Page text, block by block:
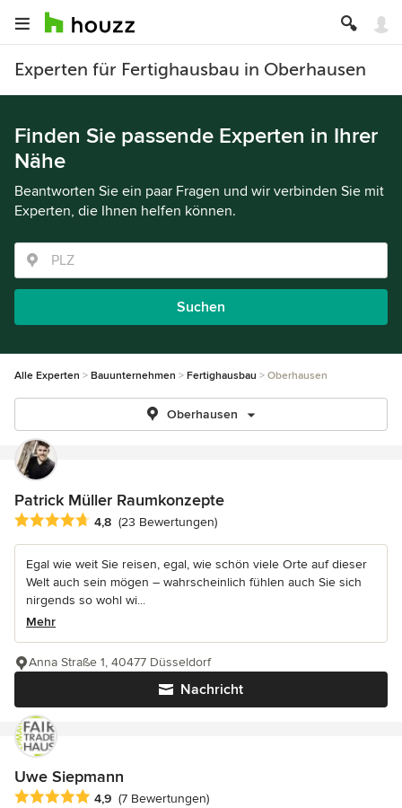
Experten für Fertighausbau in Oberhausen
Finden Sie passende Experten in Ihrer
Nähe
Beantworten Sie ein paar Fragen und wir verbinden Sie mit
Experten, die Ihnen helfen können.
Suchen
Alle Experten Bauunternehmen Fertighausbau Oberhausen
Oberhausen
Patrick Müller Raumkonzepte
Durchschnittliche Bewertung: 4.8 von 5 Sternen
4,8 (23 Bewertungen)
Egal wie weit Sie reisen, egal, wie schön viele Orte auf dieser
Welt auch sein mögen – wahrscheinlich fühlen auch Sie sich
nirgends so wohl wi...
Mehr
Nachricht
Anna Straße 1, 40477 Düsseldorf
Uwe Siepmann
Durchschnittliche Bewertung: 4.9 von 5 Sternen
4,9 (7 Bewertungen)